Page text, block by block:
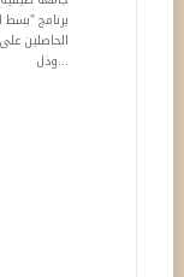
برنامج "بسط
وذل...